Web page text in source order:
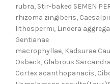
rubra, Stir-baked SEMEN
rhizoma zingiberis,
lithospermi, Lindera
Gentianae
macrophyllae, Kadsurae
Osbeck, Glabrous
Cortex acanthopanacis,